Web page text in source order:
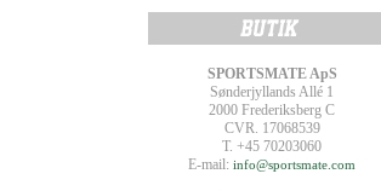
SPORTSMATE ApS
Sønderjyllands Allé 1
2000 Frederiksberg C
CVR. 17068539
T. +45 70203060
E-mail: info@sportsmate.com